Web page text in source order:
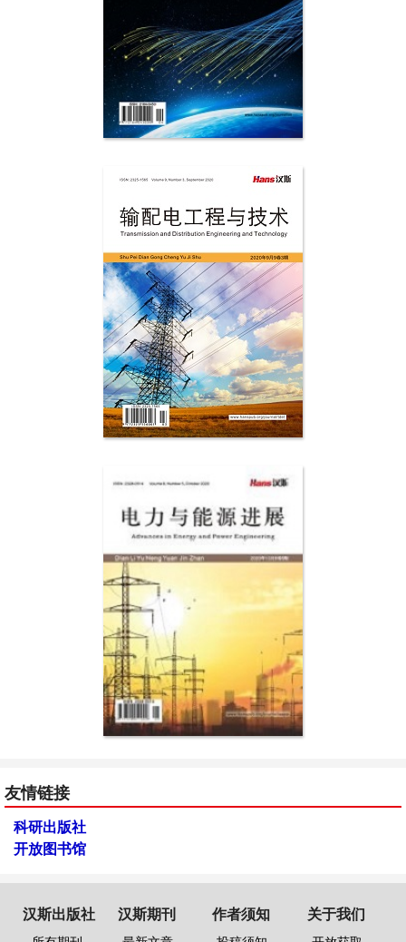
友情链接
科研出版社
开放图书馆
汉斯出版社 汉斯期刊 作者须知 关于我们